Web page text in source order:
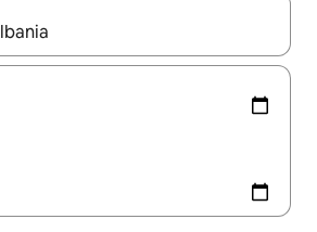
kan du navigera med upp- och